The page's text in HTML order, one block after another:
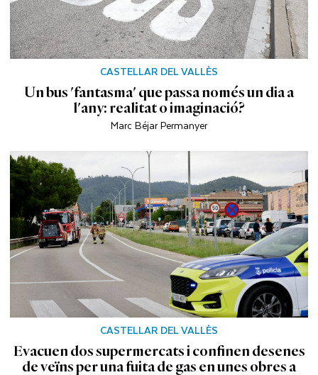
CASTELLAR DEL VALLÈS
Un bus 'fantasma' que passa només un dia a
l'any: realitat o imaginació?
Marc Béjar Permanyer
CASTELLAR DEL VALLÈS
Evacuen dos supermercats i confinen desenes
de veïns per una fuita de gas en unes obres a